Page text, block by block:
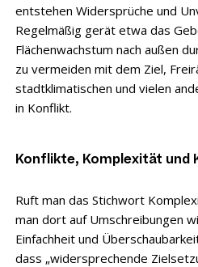
entstehen Widersprüche und
Regelmäßig gerät etwa das
Flächenwachstum nach außen
zu vermeiden mit dem Ziel,
stadtklimatischen und vielen
in Konflikt.
Konflikte, Komplexität und
Ruft man das Stichwort
man dort auf Umschreibungen
Einfachheit und
dass „widersprechende